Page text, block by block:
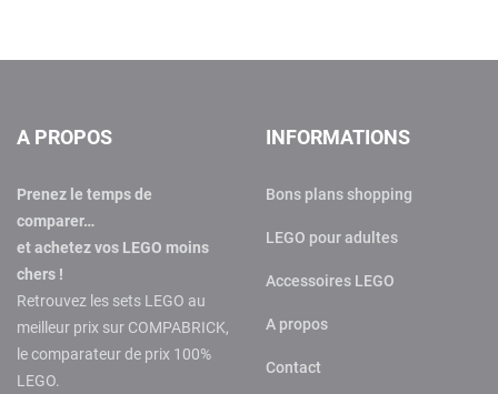
A PROPOS
Prenez le temps de
comparer…
et achetez vos LEGO moins
chers !
Retrouvez les sets LEGO au
meilleur prix sur COMPABRICK,
le comparateur de prix 100%
LEGO.
INFORMATIONS
Bons plans shopping
LEGO pour adultes
Accessoires LEGO
A propos
Contact